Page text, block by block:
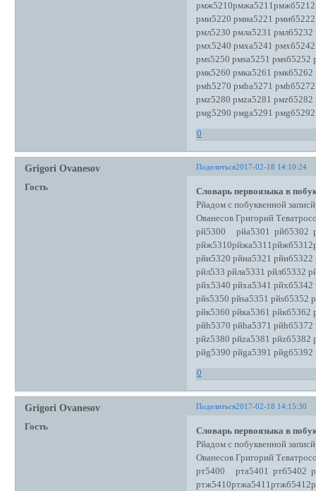
рми5220 рмиа5221
рмл5230 рмла5231
рмх5240 рмха5241
рмs5250 рмsа5251 рмsб5252
рмк5260 рмка5261
рмh5270 рмhа5271
рмz5280 рмzа5281
рмg5290 рмgа5291
0
Поделиться2017-02-18 14:10:24
Grigori Ovanesov
Гость
Словарь первоязыка в
Рйадом с побуквенной
Ованесов Григорий
рй5300 рйа5301 рйб5302
рйи5320 рйиа5321
рйл533 рйла5331 рйлб5332
рйх5340 рйха5341
рйs5350 рйsа5351 рйsб5352
рйк5360 рйка5361 рйкб5362
рйh5370 рйhа5371
рйz5380 рйzа5381 рйzб5382
рйg5390 рйgа5391
0
Поделиться2017-02-18 14:15:30
Grigori Ovanesov
Гость
Словарь первоязыка в
Рйадом с побуквенной
Ованесов Григорий
рт5400 рта5401 ртб5402